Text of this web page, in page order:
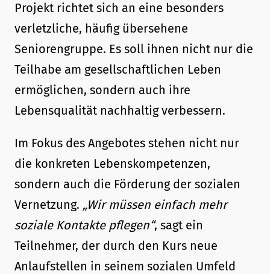
Projekt richtet sich an eine besonders
verletzliche, häufig übersehene
Seniorengruppe. Es soll ihnen nicht nur die
Teilhabe am gesellschaftlichen Leben
ermöglichen, sondern auch ihre
Lebensqualität nachhaltig verbessern.
Im Fokus des Angebotes stehen nicht nur
die konkreten Lebenskompetenzen,
sondern auch die Förderung der sozialen
Vernetzung. „Wir müssen einfach mehr
soziale Kontakte pflegen“, sagt ein
Teilnehmer, der durch den Kurs neue
Anlaufstellen in seinem sozialen Umfeld